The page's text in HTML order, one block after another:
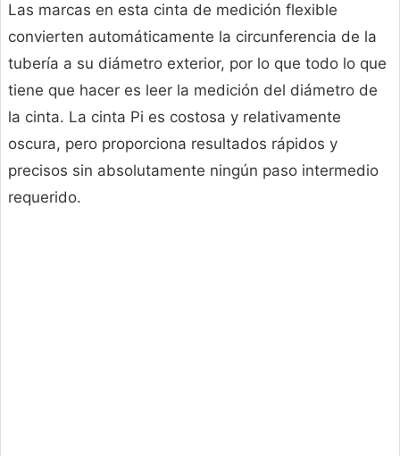
Las marcas en esta cinta de medición flexible
convierten automáticamente la circunferencia de la
tubería a su diámetro exterior, por lo que todo lo que
tiene que hacer es leer la medición del diámetro de
la cinta. La cinta Pi es costosa y relativamente
oscura, pero proporciona resultados rápidos y
precisos sin absolutamente ningún paso intermedio
requerido.